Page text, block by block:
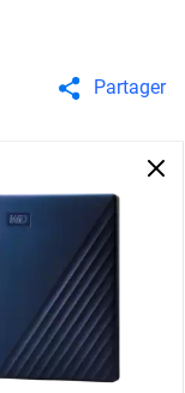
Partager